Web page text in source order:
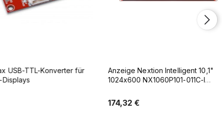
TTL-Konverter für
Anzeige Nextion Intelligent 10,1"
1024x600 NX1060P101-011C-I
174,32 €